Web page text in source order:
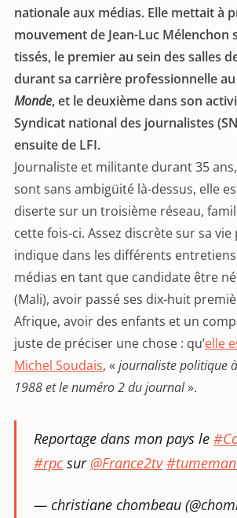
nationale aux médias. Elle mettait à
mouvement de Jean-Luc Mélenchon
tissés, le premier au sein des salles
durant sa carrière professionnelle
Monde, et le deuxième dans son
Syndicat national des journalistes
ensuite de LFI.
Journaliste et militante durant 35
sont sans ambigüité là-dessus, elle
diserte sur un troisième réseau,
cette fois-ci. Assez discrète sur sa vie
indique dans les différents
médias en tant que candidate être
(Mali), avoir passé ses dix-huit
Afrique, avoir des enfants et un
juste de préciser une chose : qu’elle
Michel Soudais, « journaliste politique
1988 et le numéro 2 du journal».
Reportage dans mon pays le
#rpc sur @France2tv
— christiane chombeau